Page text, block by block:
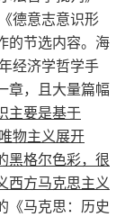
德意志意识形
的节选内容。海
经济学哲学手
章，且大量篇幅
主要是基于
物主义展开
黑格尔色彩，很
西方马克思主义
《马克思：历史